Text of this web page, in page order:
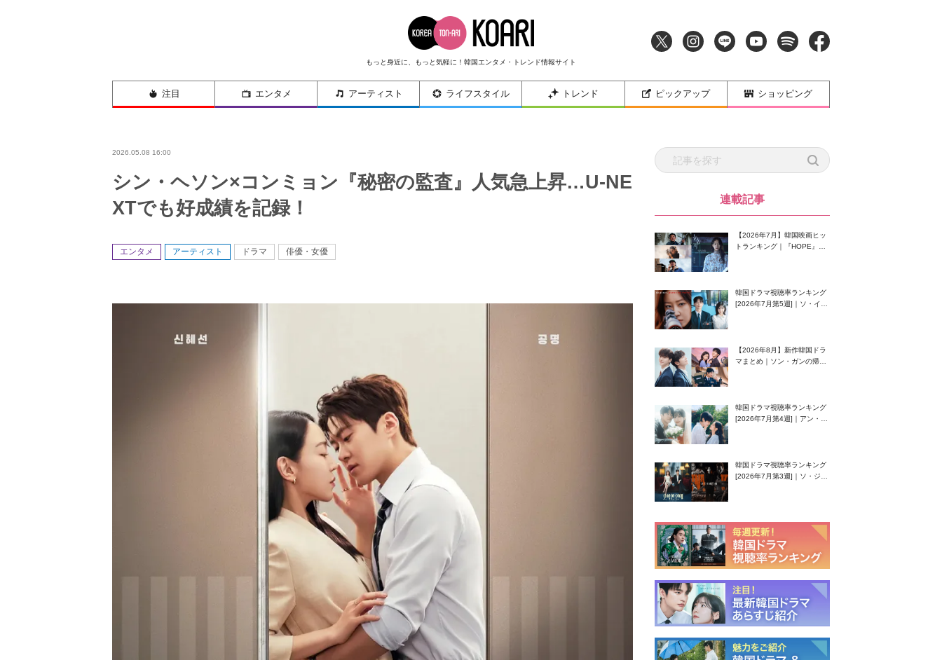
もっと身近に、もっと気軽に！韓国エンタメ・トレンド情報サイト
注目 エンタメ アーティスト ライフスタイル トレンド ピックアップ ショッピング
2026.05.08 16:00
シン・ヘソン×コンミョン『秘密の監査』人気急上昇…U-NE
XTでも好成績を記録！
エンタメ アーティスト ドラマ 俳優・女優
連載記事
【2026年7月】韓国映画ヒッ
トランキング｜『HOPE』が
韓国ドラマ視聴率ランキング
[2026年7月第5週]｜ソ・イン
【2026年8月】新作韓国ドラ
マまとめ｜ソン・ガンの帰
韓国ドラマ視聴率ランキング
[2026年7月第4週]｜アン・ヒ
韓国ドラマ視聴率ランキング
[2026年7月第3週]｜ソ・ジソ